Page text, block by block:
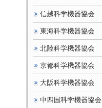
信越科学機器協会
東海科学機器協会
北陸科学機器協会
京都科学機器協会
大阪科学機器協会
中四国科学機器協会